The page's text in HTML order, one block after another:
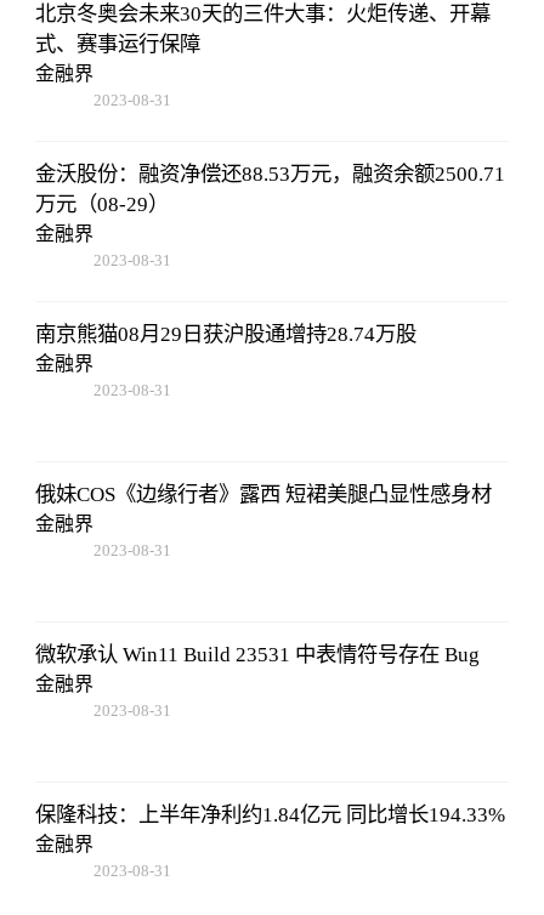
北京冬奥会未来30天的三件大事：火炬传递、开幕
式、赛事运行保障
金融界
2023-08-31
金沃股份：融资净偿还88.53万元，融资余额2500.71
万元（08-29）
金融界
2023-08-31
南京熊猫08月29日获沪股通增持28.74万股
金融界
2023-08-31
俄妹COS《边缘行者》露西 短裙美腿凸显性感身材
金融界
2023-08-31
微软承认 Win11 Build 23531 中表情符号存在 Bug
金融界
2023-08-31
保隆科技：上半年净利约1.84亿元 同比增长194.33%
金融界
2023-08-31